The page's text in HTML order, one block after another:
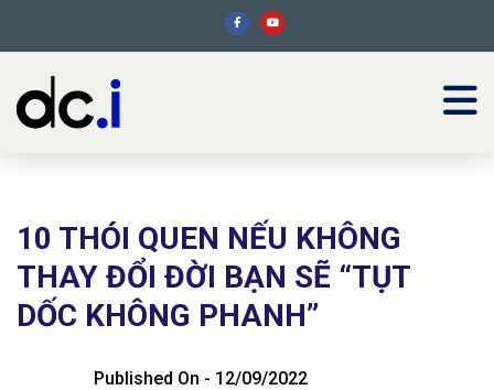
10 THÓI QUEN NẾU KHÔNG
THAY ĐỔI ĐỜI BẠN SẼ “TỤT
DỐC KHÔNG PHANH”
Published On - 12/09/2022